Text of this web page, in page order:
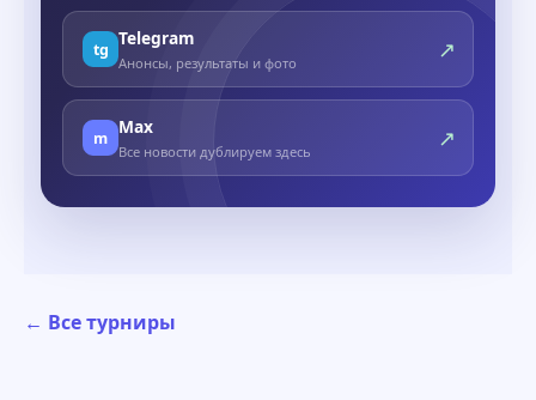
tg Telegram
Анонсы, результаты и фото ↗
m Max
Все новости дублируем здесь ↗
← Все турниры